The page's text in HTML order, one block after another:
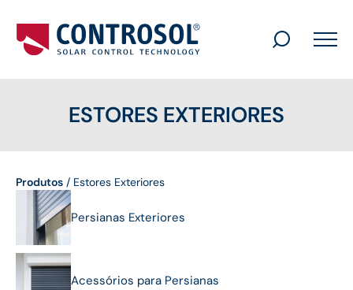
ESTORES EXTERIORES
Produtos / Estores Exteriores
Persianas Exteriores
Acessórios para Persianas